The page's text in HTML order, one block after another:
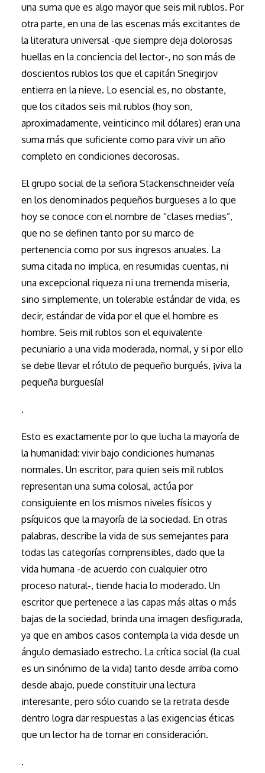
una suma que es algo mayor que seis mil rublos. Por
otra parte, en una de las escenas más excitantes de
la literatura universal -que siempre deja dolorosas
huellas en la conciencia del lector-, no son más de
doscientos rublos los que el capitán Snegirjov
entierra en la nieve. Lo esencial es, no obstante,
que los citados seis mil rublos (hoy son,
aproximadamente, veinticinco mil dólares) eran una
suma más que suficiente como para vivir un año
completo en condiciones decorosas.
El grupo social de la señora Stackenschneider veía
en los denominados pequeños burgueses a lo que
hoy se conoce con el nombre de “clases medias”,
que no se definen tanto por su marco de
pertenencia como por sus ingresos anuales. La
suma citada no implica, en resumidas cuentas, ni
una excepcional riqueza ni una tremenda miseria,
sino simplemente, un tolerable estándar de vida, es
decir, estándar de vida por el que el hombre es
hombre. Seis mil rublos son el equivalente
pecuniario a una vida moderada, normal, y si por ello
se debe llevar el rótulo de pequeño burgués, ¡viva la
pequeña burguesía!
.
Esto es exactamente por lo que lucha la mayoría de
la humanidad: vivir bajo condiciones humanas
normales. Un escritor, para quien seis mil rublos
representan una suma colosal, actúa por
consiguiente en los mismos niveles físicos y
psíquicos que la mayoría de la sociedad. En otras
palabras, describe la vida de sus semejantes para
todas las categorías comprensibles, dado que la
vida humana -de acuerdo con cualquier otro
proceso natural-, tiende hacia lo moderado. Un
escritor que pertenece a las capas más altas o más
bajas de la sociedad, brinda una imagen desfigurada,
ya que en ambos casos contempla la vida desde un
ángulo demasiado estrecho. La crítica social (la cual
es un sinónimo de la vida) tanto desde arriba como
desde abajo, puede constituir una lectura
interesante, pero sólo cuando se la retrata desde
dentro logra dar respuestas a las exigencias éticas
que un lector ha de tomar en consideración.
.